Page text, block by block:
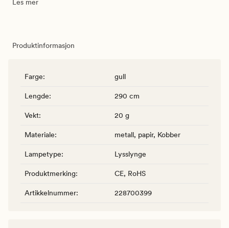
Les mer
Produktinformasjon
Farge: gull
Lengde: 290 cm
Vekt: 20 g
Materiale: metall, papir, Kobber
Lampetype: Lysslynge
Produktmerking: CE, RoHS
Artikkelnummer: 228700399